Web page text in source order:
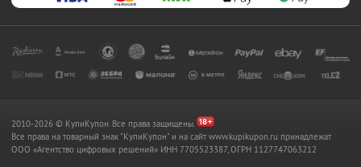
2010-2026 © КупиКупон. Все права защищены.
Все права на товарный знак "КупиКупон" и на сайт www.kupikupon.ru принадлежат
OOO «Агентство цифровых решений» ИНН 7705523387, ОГРН 1127747063212